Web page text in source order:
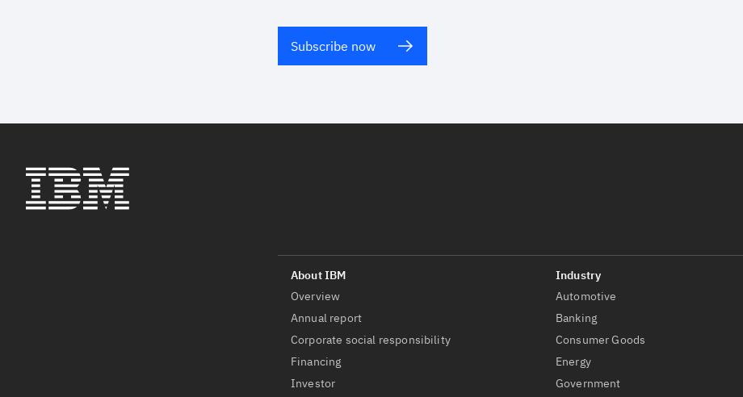
Subscribe now
Overview
Annual report
Corporate social responsibility
Financing
Investor
Automotive
Banking
Consumer Goods
Energy
Government